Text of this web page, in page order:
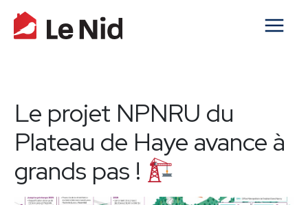
Le projet NPNRU du
Plateau de Haye avance à
grands pas !